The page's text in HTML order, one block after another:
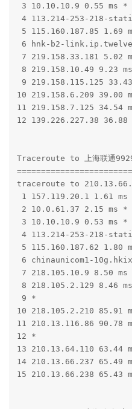
3 10.10.10.9 0.55 ms *
4 113.214-253-218-
5 115.160.187.85 1.69
6 hnk-b2-
7 219.158.33.181 5.02
8 219.158.10.49 9.23
9 219.158.115.125
10 219.158.6.209 39.00
11 219.158.7.125 34.54
12 139.226.227.38 36.88
Traceroute to 上海联通
traceroute to
1 157.119.20.1 1.61 ms
2 10.0.61.37 2.15 ms *
3 10.10.10.9 0.53 ms *
4 113.214-253-218-
5 115.160.187.62 1.80
6 chinaunicom1-
7 218.105.10.9 8.50 ms
8 218.105.2.129 8.46
9 *
10 218.105.2.210 85.91
11 210.13.116.86 90.78
12 *
13 210.13.64.110 63.44
14 210.13.66.237 65.49
15 210.13.66.238 65.43